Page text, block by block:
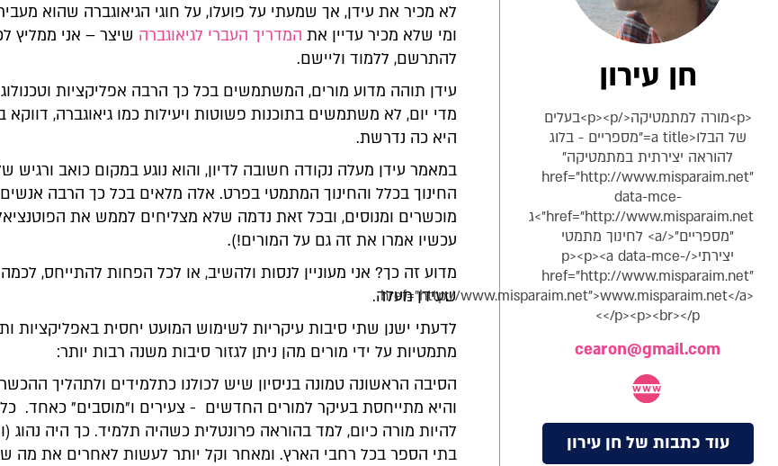
לא מכיר את עידן, אך שמעתי על פועלו, על חוגי הגיאוגברה שהוא
ומי שלא מכיר עדיין את המדריך העברי לגיאוגברה שיצר – אני ממליץ
להתרשם, ללמוד וליישם.
עידן תוהה מדוע מורים, המשתמשים בכל כך הרבה אפליקציות
מדי יום, לא משתמשים בתוכנות פשוטות ויעילות כמו גיאוגברה,
היא כה נדרשת.
במאמר עידן מעלה נקודה חשובה לדיון, והוא נוגע במקום כואב ורגיש
החינוך בכלל והחינוך המתמטי בפרט. אלה מלאים בכל כך הרבה
מוכשרים ומנוסים, ובכל זאת נדמה שלא מצליחים לממש את
עכשיו אמרו את זה גם על המורים!).
מדוע זה כך? אני מעוניין לנסות ולהשיב, או לכל הפחות להתייחס,
שעידן מעלה.
לדעתי ישנן שתי סיבות עיקריות לשימוש המועט יחסית באפליקציות
מתמטיות על ידי מורים מהן ניתן לגזור סיבות משנה רבות יותר:
הסיבה הראשונה טמונה בניסיון שיש לכולנו כתלמידים ולתהליך
והיא מתייחסת בעיקר למורים החדשים - צעירים ו"מוסבים" כאחד.
להיות מורה כיום, למד בהוראה פרונטלית כשהיה תלמיד. כך היה נהוג
בתי הספר בכל רחבי הארץ. ומאחר וקל יותר לעשות לאחרים את מה
חן עירון
<p>מורה למתמטיקה</p><p>בעלים
של הבלו<a title="מספריים - בלוג
להוראה יצירתית במתמטיקה"
href="http://www.misparaim.net"
data-mce-
href="http://www.misparaim.net">ג
"מספריים"</a> לחינוך מתמטי
יצירתי</p><p><a data-mce-
href="http://www.misparaim.net"
href="http://www.misparaim.net">www.misparaim.net</a>
</p><p><br></p>
cearon@gmail.com
עוד כתבות של חן עירון